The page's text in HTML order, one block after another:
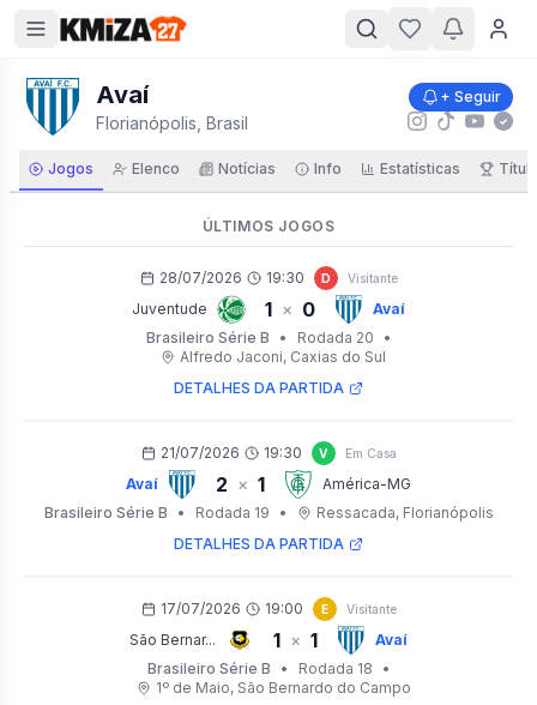
Avaí
Florianópolis, Brasil
+ Seguir
Jogos Elenco Notícias Info Estatísticas
ÚLTIMOS JOGOS
28/07/2026 19:30 D Visitante
Juventude 1 × 0
Avaí
Brasileiro Série B
• Rodada 20
•
Alfredo Jaconi, Caxias do Sul
DETALHES DA PARTIDA
21/07/2026 19:30 V Em Casa
Avaí 2 × 1
América-MG
Brasileiro Série B
• Rodada 19 • Ressacada, Florianópolis
DETALHES DA PARTIDA
17/07/2026 19:00 E Visitante
São Bernar... 1 × 1
Avaí
Brasileiro Série B
• Rodada 18
•
1º de Maio, São Bernardo do Campo